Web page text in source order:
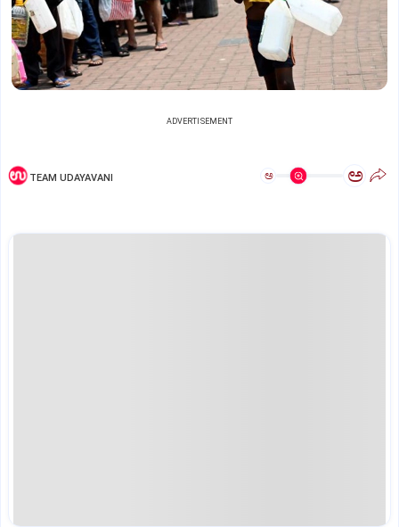
ADVERTISEMENT
TEAM UDAYAVANI ಅ ಅ